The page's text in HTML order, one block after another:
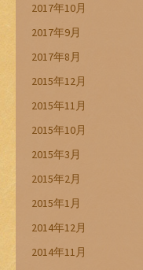
2017年10月
2017年9月
2017年8月
2015年12月
2015年11月
2015年10月
2015年3月
2015年2月
2015年1月
2014年12月
2014年11月